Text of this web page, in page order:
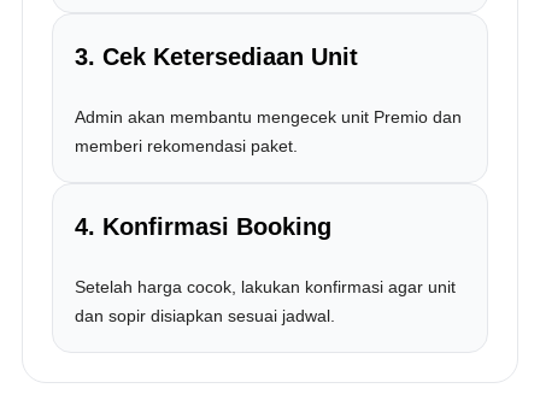
3. Cek Ketersediaan Unit
Admin akan membantu mengecek unit Premio dan
memberi rekomendasi paket.
4. Konfirmasi Booking
Setelah harga cocok, lakukan konfirmasi agar unit
dan sopir disiapkan sesuai jadwal.